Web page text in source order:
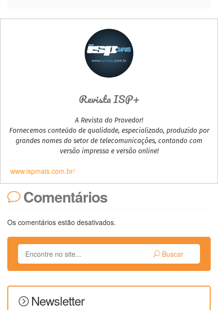
Revista ISP+
A Revista do Provedor!
Fornecemos conteúdo de qualidade, especializado, produzido por
grandes nomes do setor de telecomunicações, contando com
versão impressa e versão online!
www.ispmais.com.br/
Comentários
Os comentários estão desativados.
Buscar
Newsletter